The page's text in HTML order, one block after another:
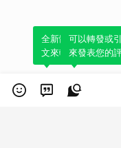
全新體驗！一鍵引
文來輕鬆表達個人
可以轉發或
來發表您的